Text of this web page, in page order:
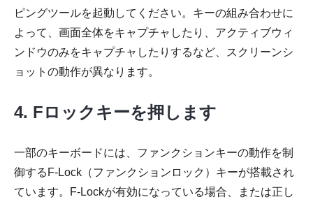
ピングツールを起動してください。キーの組み合わせに
よって、画面全体をキャプチャしたり、アクティブウィ
ンドウのみをキャプチャしたりするなど、スクリーンシ
ョットの動作が異なります。
4. Fロックキーを押します
一部のキーボードには、ファンクションキーの動作を制
御するF-Lock（ファンクションロック）キーが搭載され
ています。F-Lockが有効になっている場合、または正し